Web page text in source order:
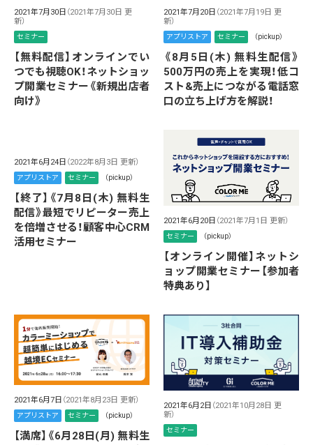
2021年7月30日 （2021年7月30日 更
新）
セミナー
【無料配信】オンラインでい
つでも視聴OK！ネットショッ
プ開業セミナー《新規出店者
向け》
2021年7月20日 （2021年7月19日 更
新）
アプリストア セミナー （pickup）
《8月5日(木) 無料生配信》
500万円の売上を実現！低コ
スト&売上につながる電話窓
口の立ち上げ方を解説！
2021年6月24日 （2022年8月3日 更新）
アプリストア セミナー （pickup）
【終了】《7月8日(木) 無料生
配信》最短でリピーター売上
を倍増させる！顧客中心CRM
活用セミナー
2021年6月20日 （2021年7月1日 更新）
セミナー （pickup）
【オンライン開催】ネットシ
ョップ開業セミナー【参加者
特典あり】
2021年6月7日 （2021年8月23日 更新）
アプリストア セミナー （pickup）
【満席】《6月28日(月) 無料生
2021年6月2日 （2021年10月28日 更
新）
セミナー